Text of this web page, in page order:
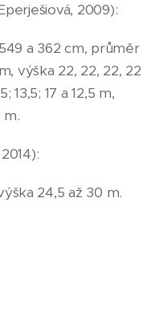
2009):
a 362 cm, průměr
výška 22, 22, 22, 22
13,5; 17 a 12,5 m,
m.
24,5 až 30 m.